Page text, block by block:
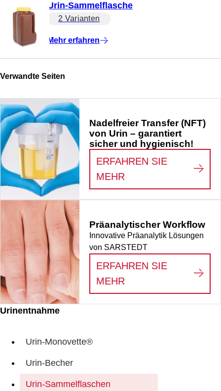
Urinentnahme
Urin-Monovette®
Urin-Becher
Urin-Sammelflaschen
Urin-Sammelflasche
2 Varianten
Mehr erfahren
Verwandte Seiten
Nadelfreier Transfer (NFT)
von Urin – garantiert
sicher und hygienisch!
ERFAHREN SIE
MEHR
NADELFREIER
Präanalytischer Workflow
Innovative Präanalytik Lösungen
von SARSTEDT
ERFAHREN SIE
MEHR